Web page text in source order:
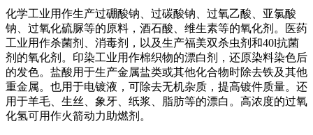
化学工业用作生产过硼酸钠、过碳酸钠、过氧乙酸、亚氯酸
钠、过氧化硫脲等的原料，酒石酸、维生素等的氧化剂。医药
工业用作杀菌剂、消毒剂，以及生产福美双杀虫剂和40l抗菌
剂的氧化剂。印染工业用作棉织物的漂白剂，还原染料染色后
的发色。盐酸用于生产金属盐类或其他化合物时除去铁及其他
重金属。也用于电镀液，可除去无机杂质，提高镀件质量。还
用于羊毛、生丝、象牙、纸浆、脂肪等的漂白。高浓度的过氧
化氢可用作火箭动力助燃剂。